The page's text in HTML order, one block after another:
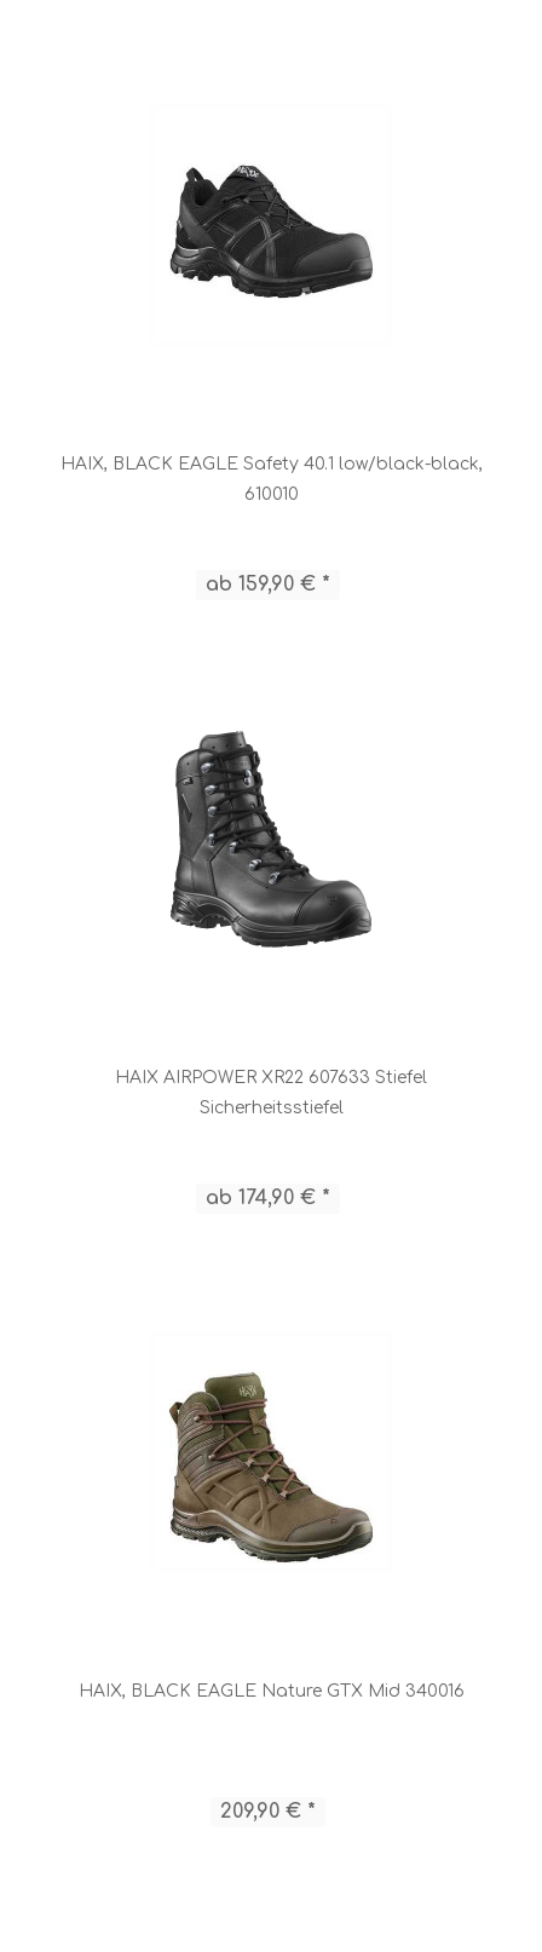
HAIX, BLACK EAGLE Safety 40.1 low/black-black,
610010
ab 159,90 € *
HAIX AIRPOWER XR22 607633 Stiefel
Sicherheitsstiefel
ab 174,90 € *
HAIX, BLACK EAGLE Nature GTX Mid 340016
209,90 € *